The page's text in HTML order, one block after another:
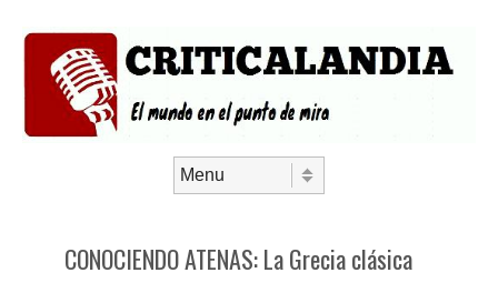
CONOCIENDO ATENAS: La Grecia clásica